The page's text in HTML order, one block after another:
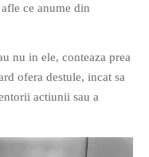
ce anume din
nu in ele, conteaza prea
ofera destule, incat sa
actiunii sau a